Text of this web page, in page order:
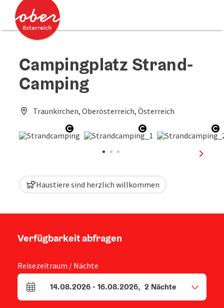
Zum Inhalt
Zum Seitenanfang
Campingplatz Strand-
Camping
Traunkirchen, Oberösterreich, Österreich
Copyright öffnenCopyright öffnen
Haustiere sind herzlich willkommen
Verfügbarkeit abfragen
Reisezeitraum / Nächte
An- und Abreisefelder
14.08.2026- 16.08.2026, 2 Nächte